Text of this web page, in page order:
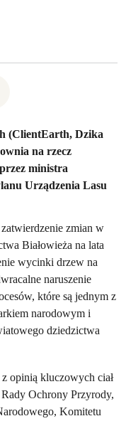
(ClientEarth, Dzika
na rzecz
ministra
Urządzenia Lasu
zmian w
Białowieża na lata
wycinki drzew na
naruszenie
które są jednym z
narodowym i
dziedzictwa
opinią kluczowych ciał
Ochrony Przyrody,
Komitetu